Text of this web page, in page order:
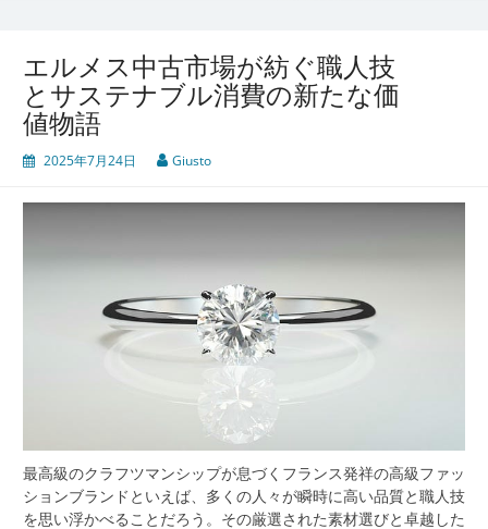
エルメス中古市場が紡ぐ職人技
とサステナブル消費の新たな価
値物語
2025年7月24日 Giusto
最高級のクラフツマンシップが息づくフランス発祥の高級ファッ
ションブランドといえば、多くの人々が瞬時に高い品質と職人技
を思い浮かべることだろう。 その厳選された素材選びと卓越した